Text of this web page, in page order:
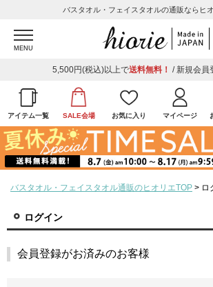
バスタオル・フェイスタオルの通販ならヒ
MENU
5,500円(税込)以上で送料無料！ / 新規会員
アイテム一覧 SALE会場 お気に入り マイページ
バスタオル・フェイスタオル通販のヒオリエTOP ロ
ログイン
会員登録がお済みのお客様